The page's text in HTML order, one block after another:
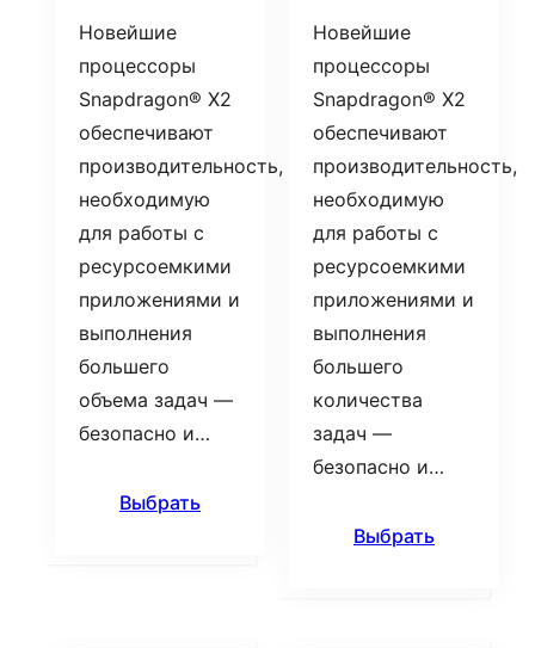
Новейшие
процессоры
Snapdragon® X2
обеспечивают
производительность,
необходимую
для работы с
ресурсоемкими
приложениями и
выполнения
большего
объема задач —
безопасно и…
Выбрать
Новейшие
процессоры
Snapdragon® X2
обеспечивают
производительность,
необходимую
для работы с
ресурсоемкими
приложениями и
выполнения
большего
количества
задач —
безопасно и…
Выбрать